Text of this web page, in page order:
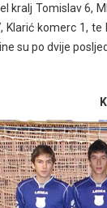
kralj Tomislav 6,
Klarić komerc 1,
su po dvije